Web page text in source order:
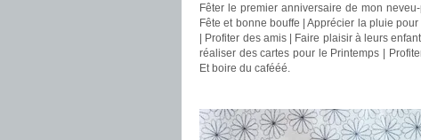
Fêter le premier anniversaire de mon
Fête et bonne bouffe | Apprécier la pluie
| Profiter des amis | Faire plaisir à leurs
réaliser des cartes pour le Printemps |
Et boire du cafééé.